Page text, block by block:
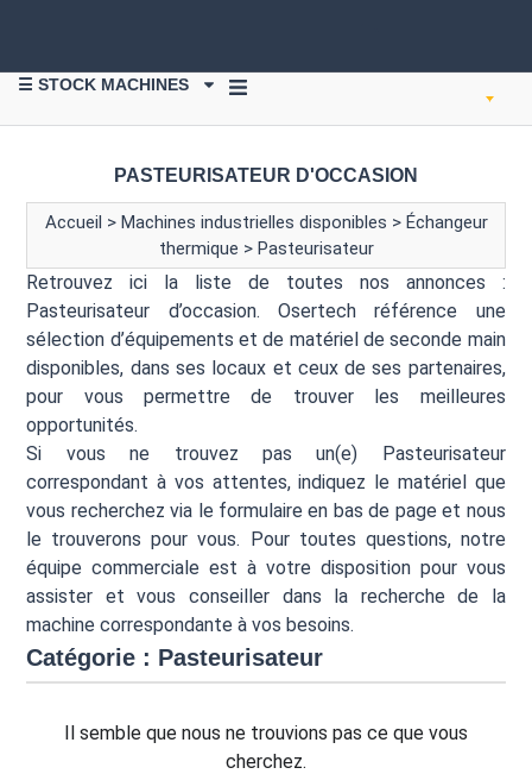
☰ STOCK MACHINES
PASTEURISATEUR D'OCCASION
Accueil > Machines industrielles disponibles > Échangeur
thermique > Pasteurisateur
Retrouvez ici la liste de toutes nos annonces :
Pasteurisateur d’occasion. Osertech référence une
sélection d’équipements et de matériel de seconde main
disponibles, dans ses locaux et ceux de ses partenaires,
pour vous permettre de trouver les meilleures
opportunités.
Si vous ne trouvez pas un(e) Pasteurisateur
correspondant à vos attentes, indiquez le matériel que
vous recherchez via le formulaire en bas de page et nous
le trouverons pour vous. Pour toutes questions, notre
équipe commerciale est à votre disposition pour vous
assister et vous conseiller dans la recherche de la
machine correspondante à vos besoins.
Catégorie : Pasteurisateur
Il semble que nous ne trouvions pas ce que vous
cherchez.